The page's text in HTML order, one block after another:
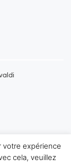
votre expérience
cela, veuillez